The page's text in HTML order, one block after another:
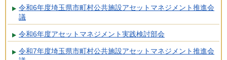
令和6年度埼玉県市町村公共施設アセットマネジメント推進会
議
令和6年度アセットマネジメント実践検討部会
令和7年度埼玉県市町村公共施設アセットマネジメント推進会